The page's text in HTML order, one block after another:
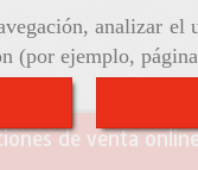
analizar
(por ejemplo,
de venta